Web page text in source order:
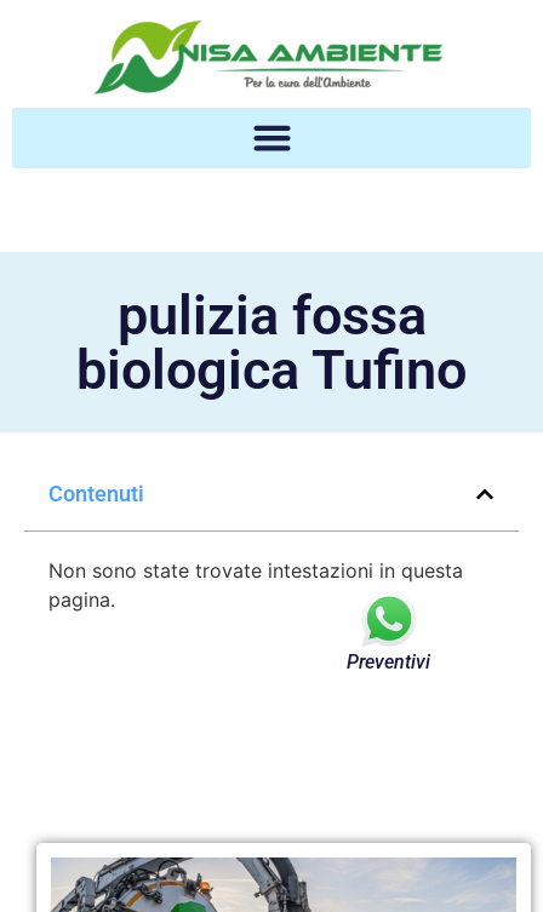
pulizia fossa
biologica Tufino
Contenuti
Non sono state trovate intestazioni in questa
pagina.
Preventivi